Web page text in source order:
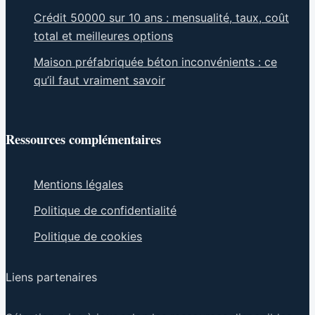
Crédit 50000 sur 10 ans : mensualité, taux, coût
total et meilleures options
Maison préfabriquée béton inconvénients : ce
qu’il faut vraiment savoir
Ressources complémentaires
Mentions légales
Politique de confidentialité
Politique de cookies
Liens partenaires